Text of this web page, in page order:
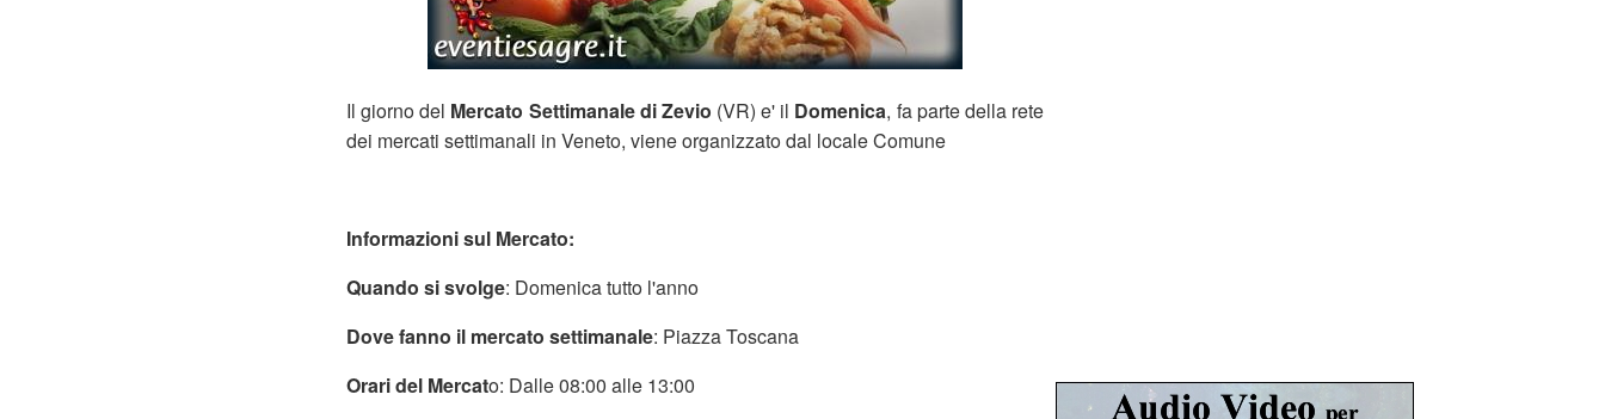
Il giorno del Mercato Settimanale di Zevio (VR) e' il Domenica, fa parte della rete
dei mercati settimanali in Veneto, viene organizzato dal locale Comune
Informazioni sul Mercato:
Quando si svolge: Domenica tutto l'anno
Dove fanno il mercato settimanale: Piazza Toscana
Orari del Mercato: Dalle 08:00 alle 13:00